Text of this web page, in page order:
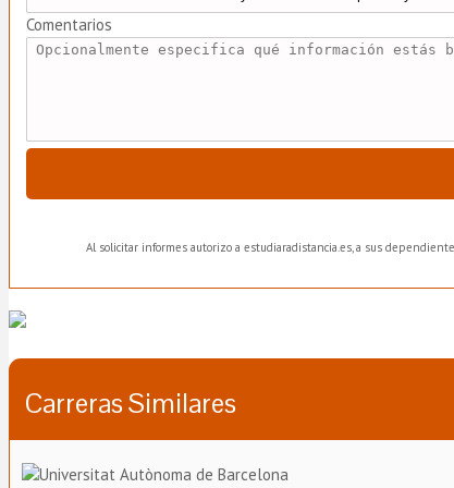
Comentarios
Al solicitar informes autorizo a estudiaradistancia.es, a sus
Carreras Similares